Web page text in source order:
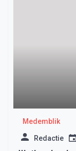
Medemblik
Redactie